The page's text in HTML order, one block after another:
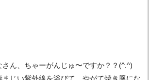
さん、ちゃーがんじゅ〜ですか？？(^.^)
じい紫外線を浴びて、やがて焼き豚にな